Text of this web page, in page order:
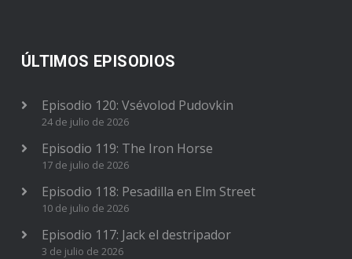
ÚLTIMOS EPISODIOS
Episodio 120: Vsévolod Pudovkin
24 de julio de 2026
Episodio 119: The Iron Horse
17 de julio de 2026
Episodio 118: Pesadilla en Elm Street
10 de julio de 2026
Episodio 117: Jack el destripador
3 de julio de 2026